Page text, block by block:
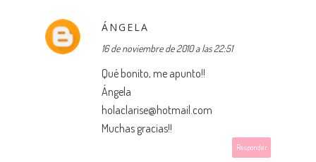
ÁNGELA
16 de noviembre de 2010 a las 22:51
Qué bonito, me apunto!!
Ángela
holaclarise@hotmail.com
Muchas gracias!!
Responder